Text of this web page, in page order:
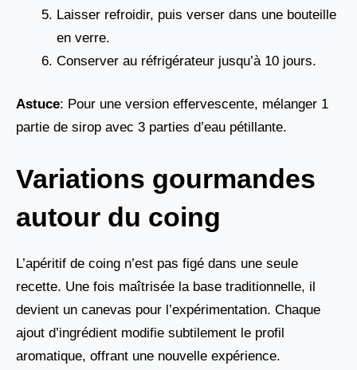
Laisser refroidir, puis verser dans une bouteille
en verre.
Conserver au réfrigérateur jusqu’à 10 jours.
Astuce: Pour une version effervescente, mélanger 1
partie de sirop avec 3 parties d’eau pétillante.
Variations gourmandes
autour du coing
L’apéritif de coing n’est pas figé dans une seule
recette. Une fois maîtrisée la base traditionnelle, il
devient un canevas pour l’expérimentation. Chaque
ajout d’ingrédient modifie subtilement le profil
aromatique, offrant une nouvelle expérience.